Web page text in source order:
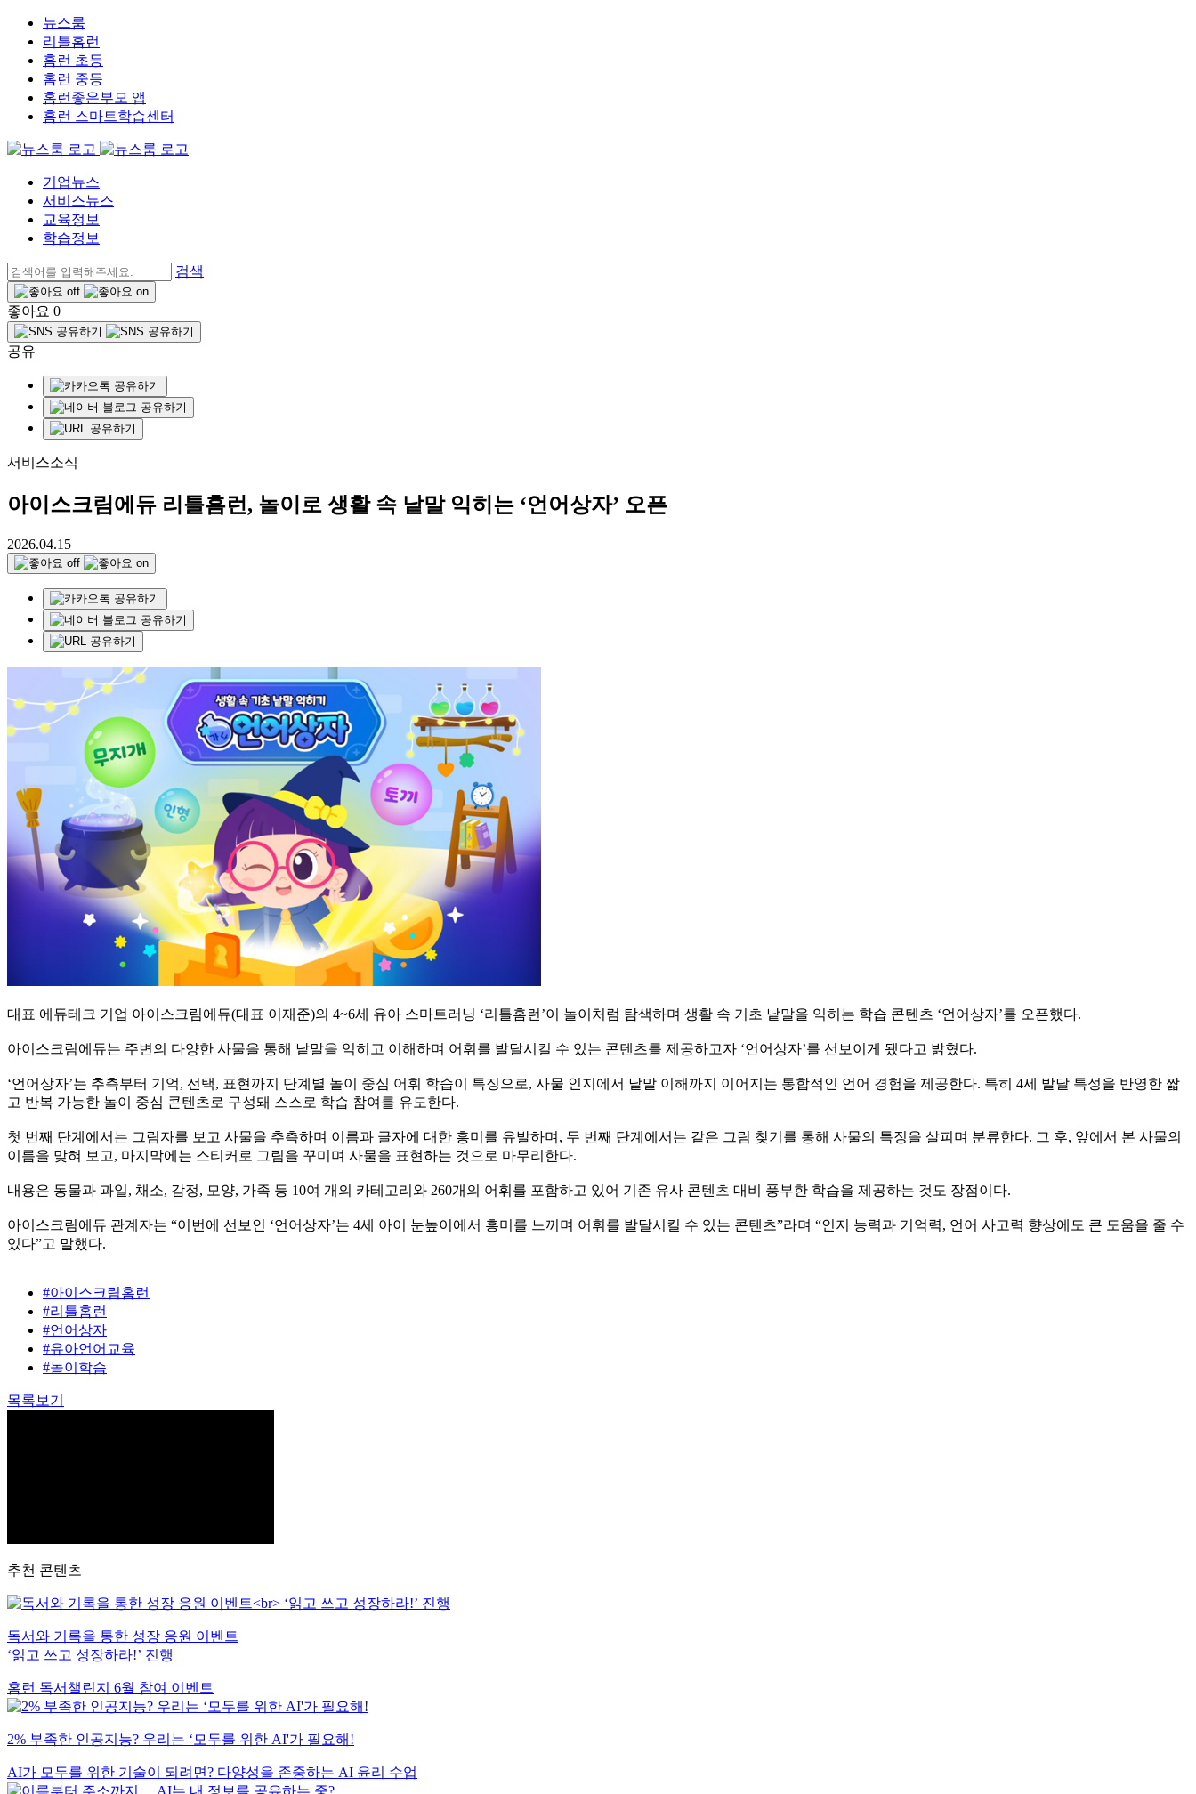
뉴스룸
리틀홈런
홈런 초등
홈런 중등
홈런좋은부모 앱
홈런 스마트학습센터
기업뉴스
서비스뉴스
교육정보
학습정보
검색
좋아요 0
공유
서비스소식
아이스크림에듀 리틀홈런, 놀이로 생활 속 낱말 익히는 ‘언어상자’ 오픈
2026.04.15
대표 에듀테크 기업 아이스크림에듀(대표 이재준)의 4~6세 유아 스마트러닝 ‘리틀홈런’이 놀이처럼 탐색하며 생활 속 기초 낱말을 익히는 학습 콘텐츠 ‘언어상자’를 오픈했다.
아이스크림에듀는 주변의 다양한 사물을 통해 낱말을 익히고 이해하며 어휘를 발달시킬 수 있는 콘텐츠를 제공하고자 ‘언어상자’를 선보이게 됐다고 밝혔다.
‘언어상자’는 추측부터 기억, 선택, 표현까지 단계별 놀이 중심 어휘 학습이 특징으로, 사물 인지에서 낱말 이해까지 이어지는 통합적인 언어 경험을 제공한다. 특히 4세 발달 특성을 반영한 짧
고 반복 가능한 놀이 중심 콘텐츠로 구성돼 스스로 학습 참여를 유도한다.
첫 번째 단계에서는 그림자를 보고 사물을 추측하며 이름과 글자에 대한 흥미를 유발하며, 두 번째 단계에서는 같은 그림 찾기를 통해 사물의 특징을 살피며 분류한다. 그 후, 앞에서 본 사물의
이름을 맞혀 보고, 마지막에는 스티커로 그림을 꾸미며 사물을 표현하는 것으로 마무리한다.
내용은 동물과 과일, 채소, 감정, 모양, 가족 등 10여 개의 카테고리와 260개의 어휘를 포함하고 있어 기존 유사 콘텐츠 대비 풍부한 학습을 제공하는 것도 장점이다.
아이스크림에듀 관계자는 “이번에 선보인 ‘언어상자’는 4세 아이 눈높이에서 흥미를 느끼며 어휘를 발달시킬 수 있는 콘텐츠”라며 “인지 능력과 기억력, 언어 사고력 향상에도 큰 도움을 줄 수
있다”고 말했다.
#아이스크림홈런
#리틀홈런
#언어상자
#유아언어교육
#놀이학습
목록보기
추천 콘텐츠
독서와 기록을 통한 성장 응원 이벤트
‘읽고 쓰고 성장하라!’ 진행
홈런 독서챌린지 6월 참여 이벤트
2% 부족한 인공지능? 우리는 ‘모두를 위한 AI'가 필요해!
AI가 모두를 위한 기술이 되려면? 다양성을 존중하는 AI 윤리 수업